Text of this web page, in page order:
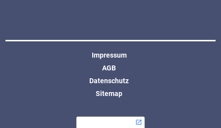
Impressum
AGB
Datenschutz
Sitemap